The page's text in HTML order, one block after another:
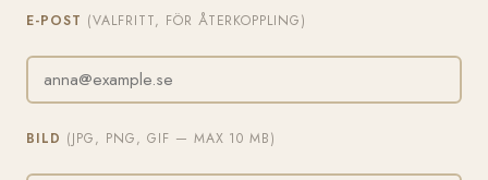
E-POST (VALFRITT, FÖR ÅTERKOPPLING)
BILD (JPG, PNG, GIF — MAX 10 MB)